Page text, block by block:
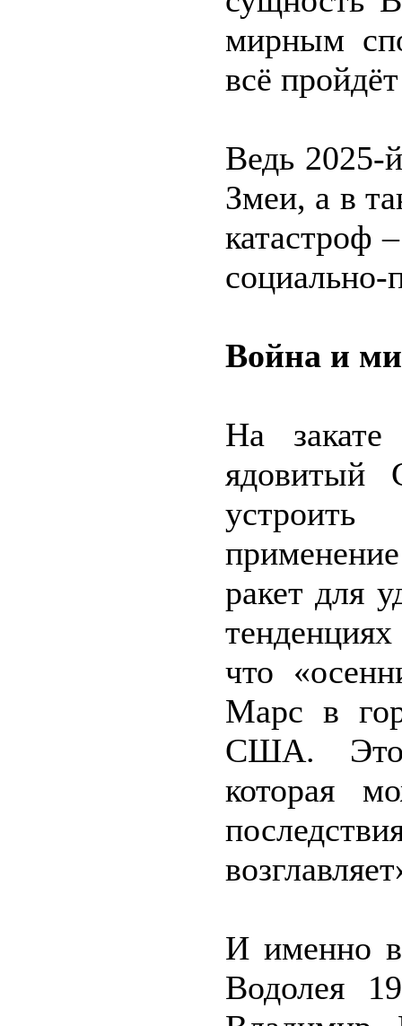
мирным
всё
Ведь 2025-
Змеи, а в
катастроф
социально-
Война и
На закате
ядовитый
ракет для
что
Марс в
США. Это
которая
И именно в
Водолея